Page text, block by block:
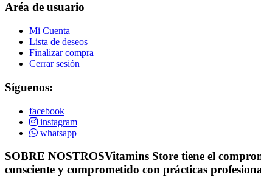
Aréa de usuario
Mi Cuenta
Lista de deseos
Finalizar compra
Cerrar sesión
Síguenos:
facebook
instagram
whatsapp
SOBRE NOSTROSVitamins Store tiene el
consciente y comprometido con prácticas